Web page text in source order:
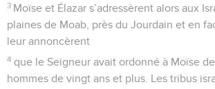
3 Moïse et Élazar s’adressèrent alors aux
plaines de Moab, près du Jourdain et en
leur annoncèrent
4 que le Seigneur avait ordonné à Moïse
hommes de vingt ans et plus. Les tribus